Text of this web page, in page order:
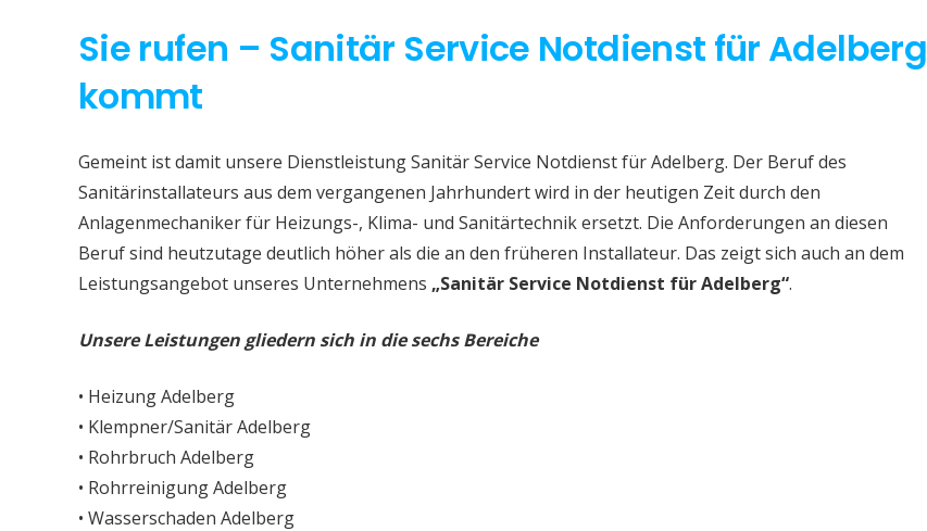
Sie rufen – Sanitär Service Notdienst für Adelberg
kommt
Gemeint ist damit unsere Dienstleistung Sanitär Service Notdienst für Adelberg. Der Beruf des
Sanitärinstallateurs aus dem vergangenen Jahrhundert wird in der heutigen Zeit durch den
Anlagenmechaniker für Heizungs-, Klima- und Sanitärtechnik ersetzt. Die Anforderungen an diesen
Beruf sind heutzutage deutlich höher als die an den früheren Installateur. Das zeigt sich auch an dem
Leistungsangebot unseres Unternehmens „Sanitär Service Notdienst für Adelberg“.
Unsere Leistungen gliedern sich in die sechs Bereiche
• Heizung Adelberg
• Klempner/Sanitär Adelberg
• Rohrbruch Adelberg
• Rohrreinigung Adelberg
• Wasserschaden Adelberg